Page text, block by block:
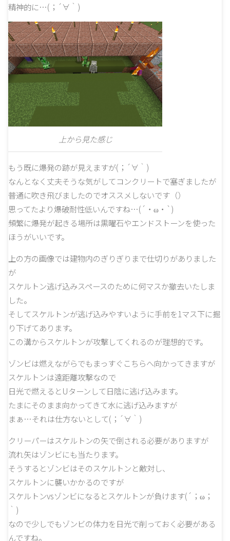
精神的に…(；´∀｀)
上から見た感じ
もう既に爆発の跡が見えますが(；´∀｀)
なんとなく丈夫そうな気がしてコンクリートで塞ぎましたが
普通に吹き飛びましたのでオススメしないです（）
思ってたより爆破耐性低いんですね…(´・ω・`)
頻繁に爆発が起きる場所は黒曜石やエンドストーンを使った
ほうがいいです。
上の方の画像では建物内のぎりぎりまで仕切りがありました
が
スケルトン逃げ込みスペースのために何マスか撤去いたしま
した。
そしてスケルトンが逃げ込みやすいように手前を1マス下に掘
り下げてあります。
この溝からスケルトンが攻撃してくれるのが理想的です。
ゾンビは燃えながらでもまっすぐこちらへ向かってきますが
スケルトンは遠距離攻撃なので
日光で燃えるとUターンして日陰に逃げ込みます。
たまにそのまま向かってきて水に逃げ込みますが
まぁ…それは仕方ないとして(；´∀｀)
クリーパーはスケルトンの矢で倒される必要がありますが
流れ矢はゾンビにも当たります。
そうするとゾンビはそのスケルトンと敵対し、
スケルトンに襲いかかるのですが
スケルトンvsゾンビになるとスケルトンが負けます(´；ω；
｀)
なので少しでもゾンビの体力を日光で削っておく必要がある
んですね。